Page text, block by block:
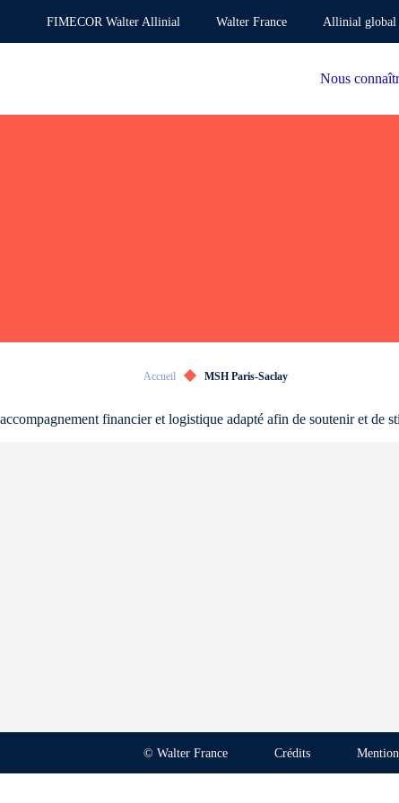
FIMECOR Walter Allinial Walter France Allinial global
Nous
Accueil MSH Paris-Saclay
accompagnement financier et logistique adapté afin de soutenir et de
© Walter France Crédits